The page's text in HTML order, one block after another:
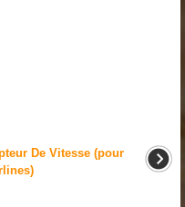
De Vitesse (pour